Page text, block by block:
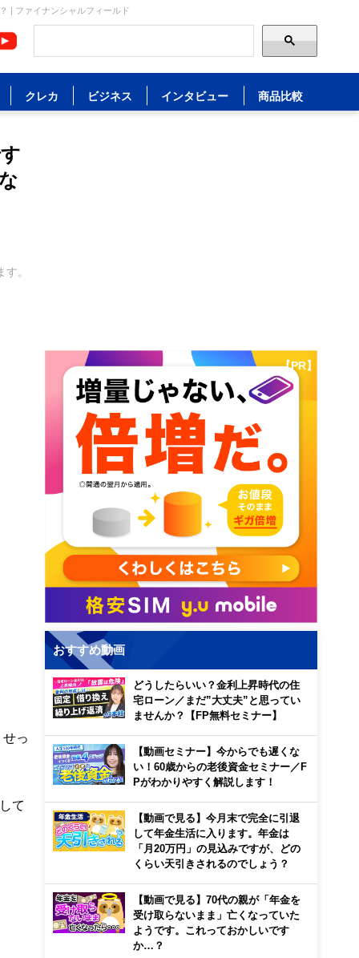
| ファイナンシャルフィールド
クレカ ビジネス インタビュー 商品比較
す。
っ
て
【PR】
おすすめ動画
どうしたらいい？金利上昇時代の住
宅ローン／まだ”大丈夫”と思ってい
ませんか？【FP無料セミナー】
【動画セミナー】今からでも遅くな
い！60歳からの老後資金セミナー／F
Pがわかりやすく解説します！
【動画で見る】今月末で完全に引退
して年金生活に入ります。年金は
「月20万円」の見込みですが、どの
くらい天引きされるのでしょう？
【動画で見る】70代の親が「年金を
受け取らないまま」亡くなっていた
ようです。これっておかしいです
か…？